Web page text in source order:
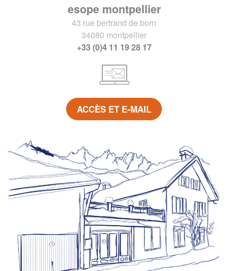
esope montpellier
43 rue bertrand de born
34080 montpellier
+33 (0)4 11 19 28 17
ACCÈS ET E-MAIL